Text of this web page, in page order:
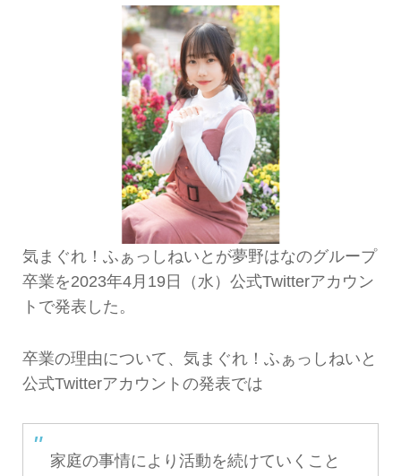
気まぐれ！ふぁっしねいとが夢野はなのグループ
卒業を2023年4月19日（水）公式Twitterアカウン
トで発表した。
卒業の理由について、気まぐれ！ふぁっしねいと
公式Twitterアカウントの発表では
家庭の事情により活動を続けていくこと